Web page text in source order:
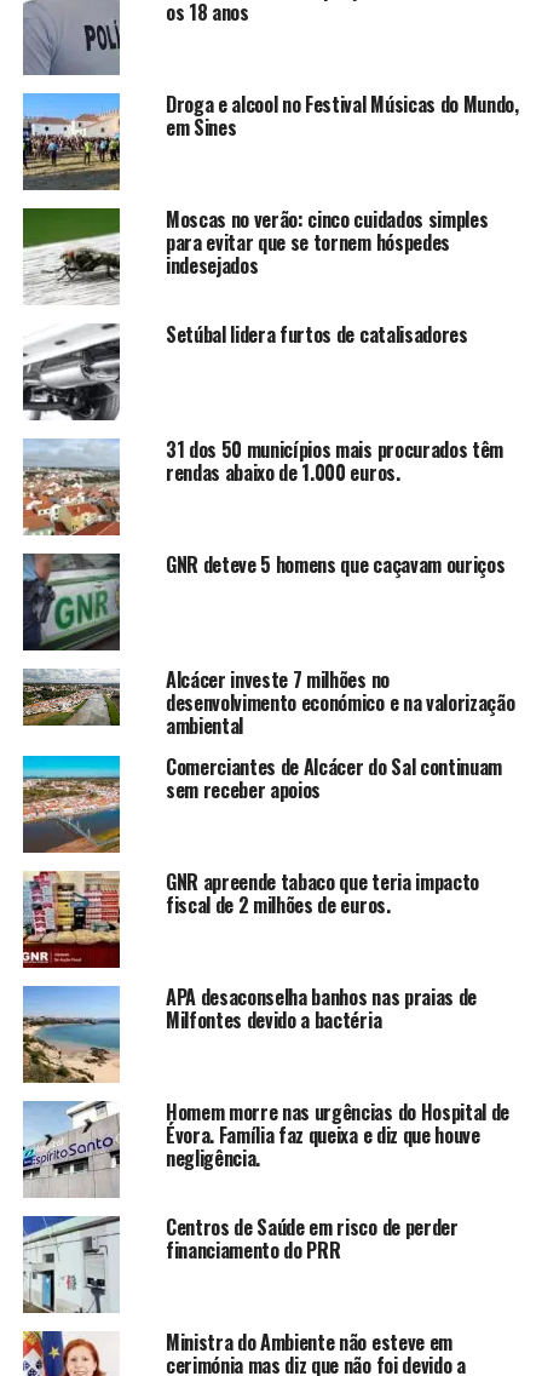
os 18 anos
Droga e alcool no Festival Músicas do Mundo,
em Sines
Moscas no verão: cinco cuidados simples
para evitar que se tornem hóspedes
indesejados
Setúbal lidera furtos de catalisadores
31 dos 50 municípios mais procurados têm
rendas abaixo de 1.000 euros.
GNR deteve 5 homens que caçavam ouriços
Alcácer investe 7 milhões no
desenvolvimento económico e na valorização
ambiental
Comerciantes de Alcácer do Sal continuam
sem receber apoios
GNR apreende tabaco que teria impacto
fiscal de 2 milhões de euros.
APA desaconselha banhos nas praias de
Milfontes devido a bactéria
Homem morre nas urgências do Hospital de
Évora. Família faz queixa e diz que houve
negligência.
Centros de Saúde em risco de perder
financiamento do PRR
Ministra do Ambiente não esteve em
cerimónia mas diz que não foi devido a